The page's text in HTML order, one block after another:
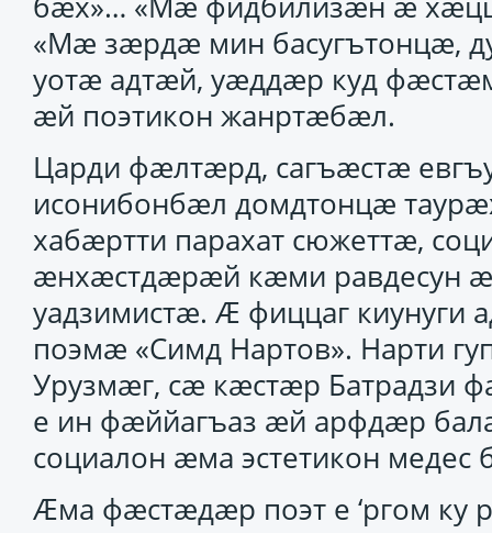
«Мӕ зӕрдӕ мин басугътонцӕ,
уотӕ адтӕй, уӕддӕр куд
ӕй поэтикон жанртӕбӕл.
Царди фӕлтӕрд, сагъӕстӕ
исонибонбӕл домдтонцӕ
хабӕртти парахат сюжеттӕ,
ӕнхӕстдӕрӕй кӕми равдесун
уадзимистӕ. Ӕ фиццаг киунуги
поэмӕ «Симд Нартов». Нарти
Урузмӕг, сӕ кӕстӕр Батрадзи
е ин фӕййагъаз ӕй арфдӕр
социалон ӕма эстетикон
Ӕма фӕстӕдӕр поэт е ‘ргом ку